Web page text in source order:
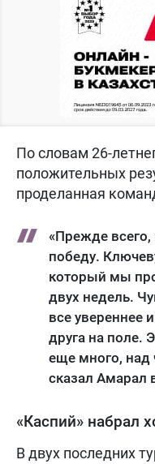
По словам 26-
положительных
проделанная
«Прежде
победу.
который мы
двух недель.
все увереннее
друга на поле.
еще много, над
сказал Амарал
«Каспий» набрал
В двух последних